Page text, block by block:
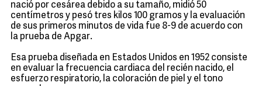
nació por cesárea debido a su tamaño, midió 50
centímetros y pesó tres kilos 100 gramos y la evaluación
de sus primeros minutos de vida fue 8-9 de acuerdo con
la prueba de Apgar.
Esa prueba diseñada en Estados Unidos en 1952 consiste
en evaluar la frecuencia cardiaca del recién nacido, el
esfuerzo respiratorio, la coloración de piel y el tono